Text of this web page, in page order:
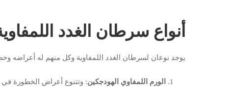
أنواع سرطان الغدد
يوجد نوعان لسرطان الغدد اللمفاوية وكل منهم له أعراضه
الورم اللمفاوي الهودجكين: وتتنوع أعراض الخطورة في